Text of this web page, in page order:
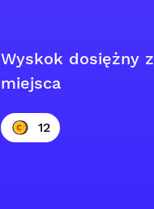
Wyskok dosiężny z
miejsca
12